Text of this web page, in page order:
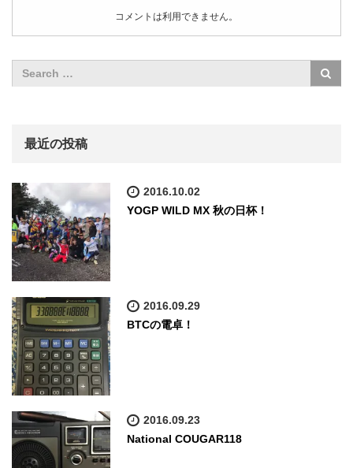
コメントは利用できません。
最近の投稿
2016.10.02
YOGP WILD MX 秋の日杯！
2016.09.29
BTCの電卓！
2016.09.23
National COUGAR118